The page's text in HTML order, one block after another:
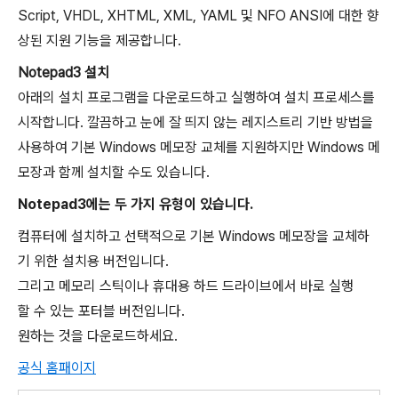
Script, VHDL, XHTML, XML, YAML 및 NFO ANSI에 대한 향
상된 지원 기능을 제공합니다.
Notepad3 설치
아래의 설치 프로그램을 다운로드하고 실행하여 설치 프로세스를
시작합니다. 깔끔하고 눈에 잘 띄지 않는 레지스트리 기반 방법을
사용하여 기본 Windows 메모장 교체를 지원하지만 Windows 메
모장과 함께 설치할 수도 있습니다.
Notepad3에는 두 가지 유형이 있습니다.
컴퓨터에 설치하고 선택적으로 기본 Windows 메모장을 교체하
기 위한 설치용 버전입니다.
그리고 메모리 스틱이나 휴대용 하드 드라이브에서 바로 실행
할 수 있는 포터블 버전입니다.
원하는 것을 다운로드하세요.
공식 홈패이지